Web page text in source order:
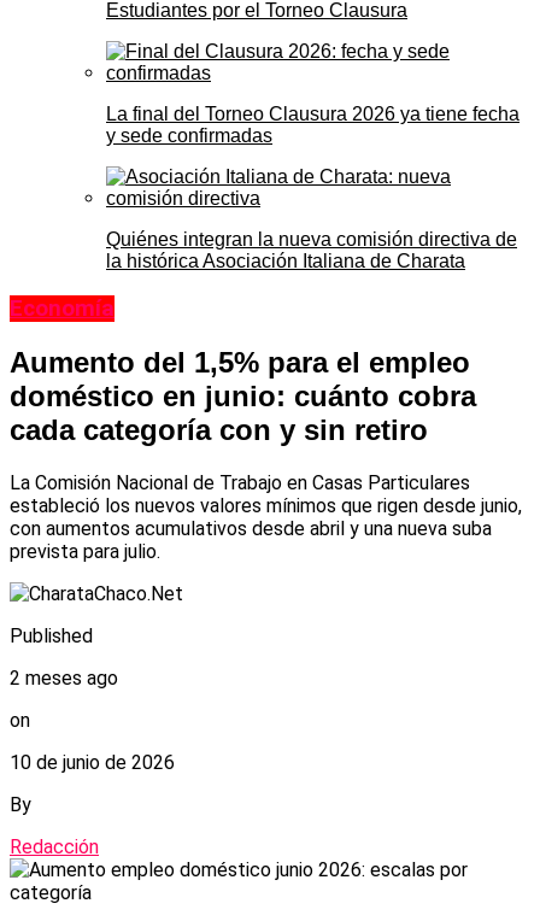
Estudiantes por el Torneo Clausura
La final del Torneo Clausura 2026 ya tiene fecha
y sede confirmadas
Quiénes integran la nueva comisión directiva de
la histórica Asociación Italiana de Charata
Economía
Aumento del 1,5% para el empleo
doméstico en junio: cuánto cobra
cada categoría con y sin retiro
La Comisión Nacional de Trabajo en Casas Particulares
estableció los nuevos valores mínimos que rigen desde junio,
con aumentos acumulativos desde abril y una nueva suba
prevista para julio.
Published
2 meses ago
on
10 de junio de 2026
By
Redacción